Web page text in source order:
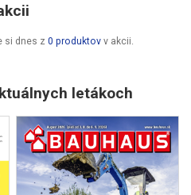
si dnes z 0 produktov v akcii.
letákoch